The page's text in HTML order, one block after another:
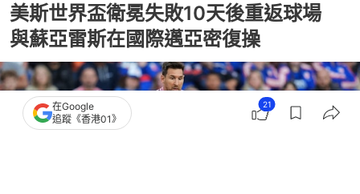
美斯世界盃衛冕失敗10天後重返球場
與蘇亞雷斯在國際邁亞密復操
在Google
追蹤《香港01》
21